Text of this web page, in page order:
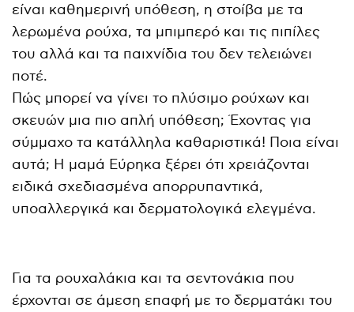
είναι καθημερινή υπόθεση, η στοίβα με τα
λερωμένα ρούχα, τα μπιμπερό και τις πιπίλες
του αλλά και τα παιχνίδια του δεν τελειώνει
ποτέ.
Πώς μπορεί να γίνει το πλύσιμο ρούχων και
σκευών μια πιο απλή υπόθεση; Έχοντας για
σύμμαχο τα κατάλληλα καθαριστικά! Ποια είναι
αυτά; Η μαμά Εύρηκα ξέρει ότι χρειάζονται
ειδικά σχεδιασμένα απορρυπαντικά,
υποαλλεργικά και δερματολογικά ελεγμένα.
Για τα ρουχαλάκια και τα σεντονάκια που
έρχονται σε άμεση επαφή με το δερματάκι του